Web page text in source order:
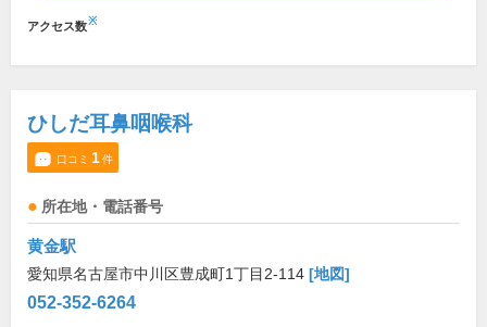
アクセス数※
ひしだ耳鼻咽喉科
口コミ 1件
所在地・電話番号
黄金駅
愛知県名古屋市中川区豊成町1丁目2-114 [地図]
052-352-6264